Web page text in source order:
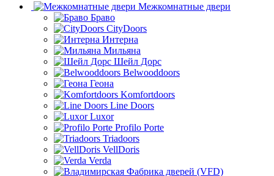
Межкомнатные двери
Браво
CityDoors
Интерна
Мильяна
Шейл Дорс
Belwooddoors
Геона
Komfortdoors
Line Doors
Luxor
Profilo Porte
Triadoors
VellDoris
Verda